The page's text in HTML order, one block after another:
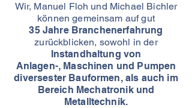
Wir, Manuel Floh und Michael Bichler
können gemeinsam auf gut
35 Jahre Branchenerfahrung
zurückblicken, sowohl in der
Instandhaltung von
Anlagen-, Maschinen und Pumpen
diversester Bauformen, als auch im
Bereich Mechatronik und
Metalltechnik.